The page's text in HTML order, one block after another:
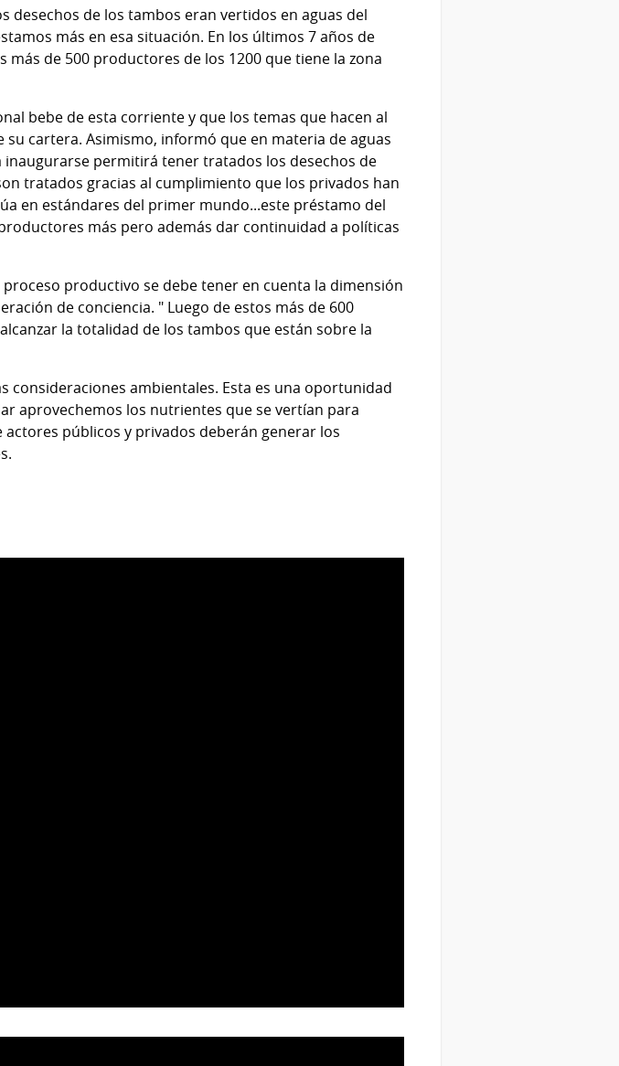
desechos de los tambos eran vertidos en aguas del
más en esa situación. En los últimos 7 años de
de 500 productores de los 1200 que tiene la zona
bebe de esta corriente y que los temas que hacen al
cartera. Asimismo, informó que en materia de aguas
inaugurarse permitirá tener tratados los desechos de
tratados gracias al cumplimiento que los privados han
en estándares del primer mundo...este préstamo del
más pero además dar continuidad a políticas
productivo se debe tener en cuenta la dimensión
de conciencia. " Luego de estos más de 600
la totalidad de los tambos que están sobre la
ambientales. Esta es una oportunidad
aprovechemos los nutrientes que se vertían para
públicos y privados deberán generar los